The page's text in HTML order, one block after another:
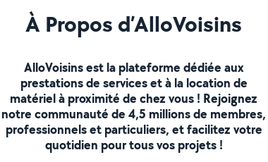
À Propos d’AlloVoisins
AlloVoisins est la plateforme dédiée aux
prestations de services et à la location de
matériel à proximité de chez vous ! Rejoignez
notre communauté de 4,5 millions de membres,
professionnels et particuliers, et facilitez votre
quotidien pour tous vos projets !